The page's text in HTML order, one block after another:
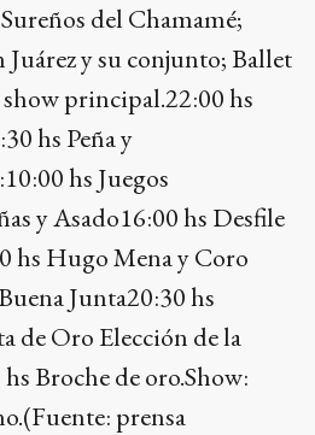
del Chamamé;
y su conjunto; Ballet
principal.22:00 hs
hs Peña y
hs Juegos
y Asado16:00 hs Desfile
hs Hugo Mena y Coro
Junta20:30 hs
de Oro Elección de la
Broche de oro.Show:
prensa